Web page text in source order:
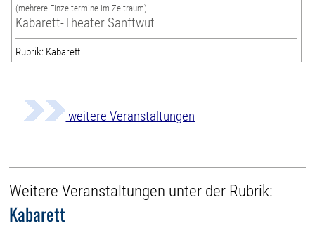
(mehrere Einzeltermine im Zeitraum)
Kabarett-Theater Sanftwut
Rubrik: Kabarett
weitere Veranstaltungen
Weitere Veranstaltungen unter der Rubrik:
Kabarett